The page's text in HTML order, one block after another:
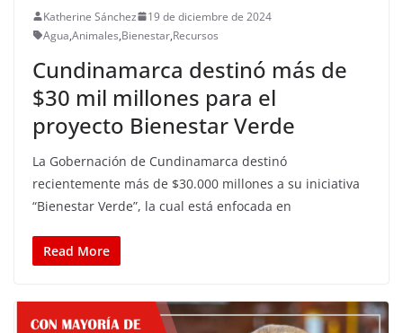
Katherine Sánchez
19 de diciembre de 2024
Agua,Animales,Bienestar,Recursos
Cundinamarca destinó más de
$30 mil millones para el
proyecto Bienestar Verde
La Gobernación de Cundinamarca destinó
recientemente más de $30.000 millones a su iniciativa
“Bienestar Verde”, la cual está enfocada en
Read More